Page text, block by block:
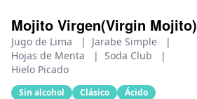
Mojito Virgen(Virgin Mojito)
Jugo de Lima | Jarabe Simple
|
Hojas de Menta
| Soda Club
|
Hielo Picado
Sin alcohol Clásico Ácido